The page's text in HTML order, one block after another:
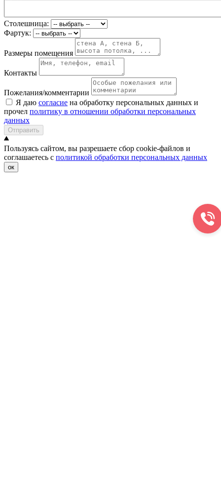
Столешница:
Фартук:
Размеры помещения
Контакты
Пожелания/комментарии
Я даю согласие на обработку персональных данных и
прочел политику в отношении обработки персональных
данных
Отправить
Пользуясь сайтом, вы разрешаете сбор cookie-файлов и
соглашаетесь с политикой обработки персональных данных
ок